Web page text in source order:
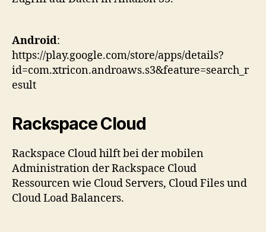
Android:
https://play.google.com/store/apps/details?
id=com.xtricon.androaws.s3&feature=search_r
esult
Rackspace Cloud
Rackspace Cloud hilft bei der mobilen
Administration der Rackspace Cloud
Ressourcen wie Cloud Servers, Cloud Files und
Cloud Load Balancers.